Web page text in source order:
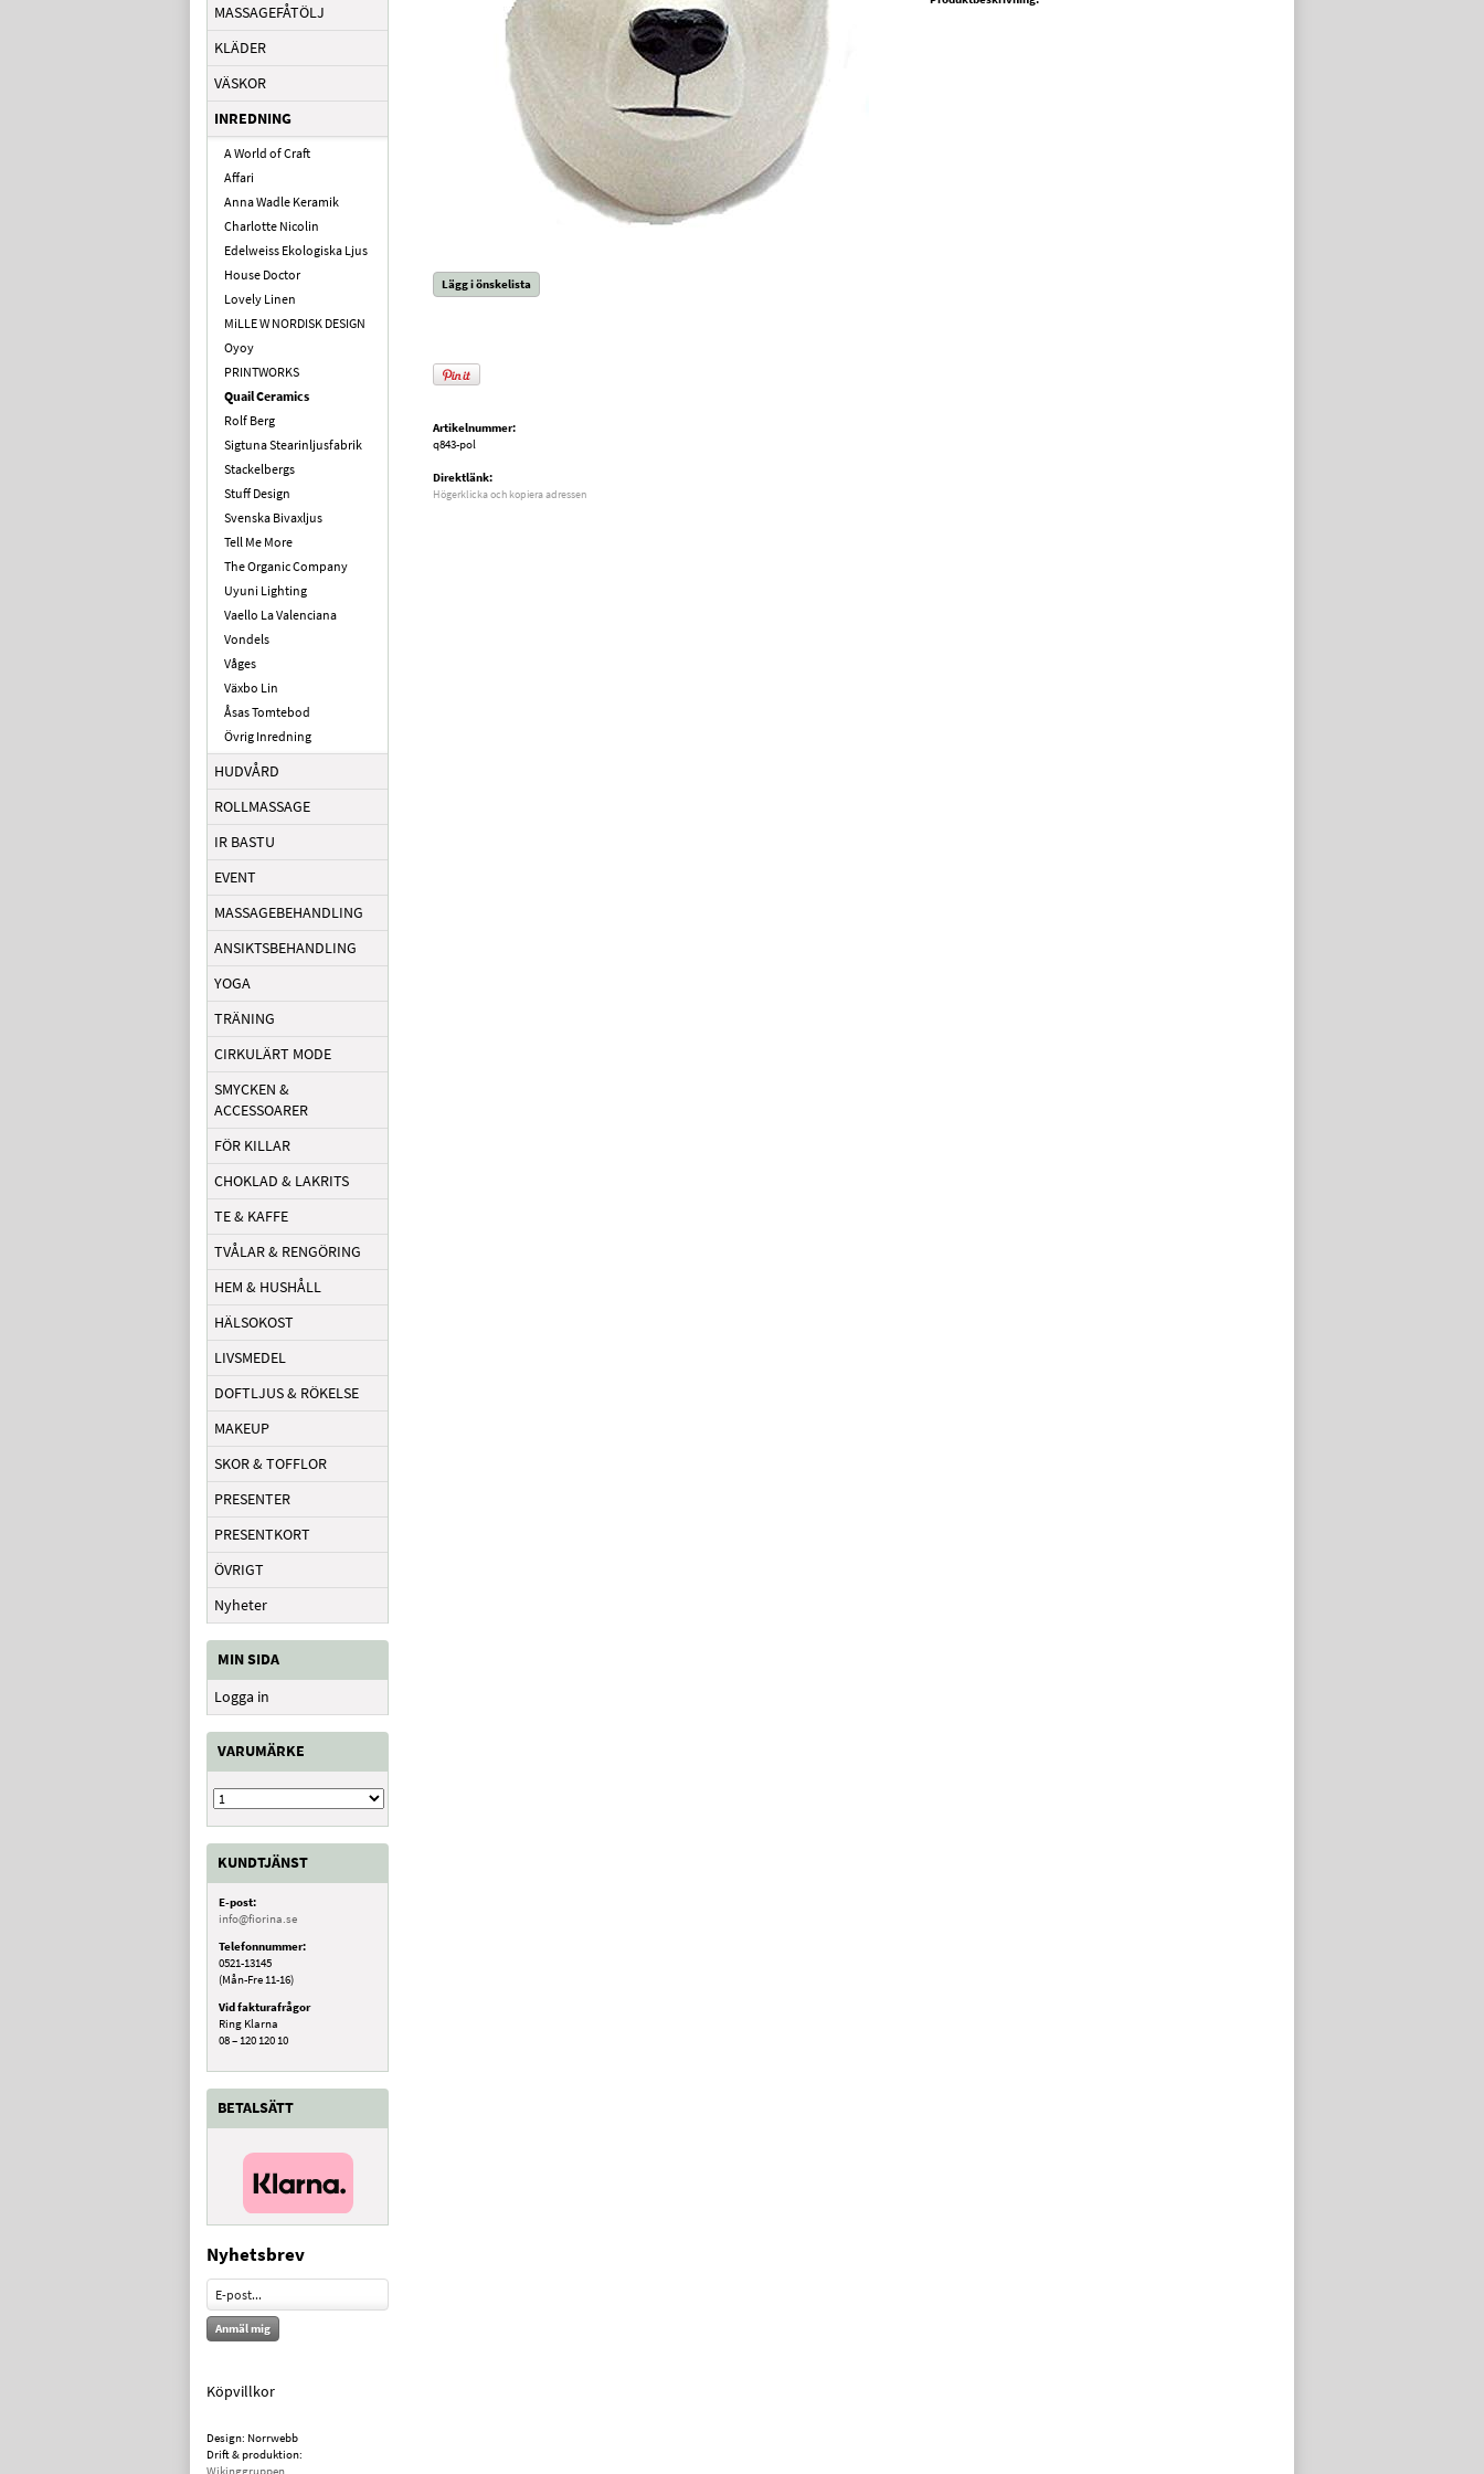
MASSAGEFÅTÖLJ
KLÄDER
VÄSKOR
INREDNING
A World of Craft
Affari
Anna Wadle Keramik
Charlotte Nicolin
Edelweiss Ekologiska Ljus
House Doctor
Lovely Linen
MiLLE W NORDISK DESIGN
Oyoy
PRINTWORKS
Quail Ceramics
Rolf Berg
Sigtuna Stearinljusfabrik
Stackelbergs
Stuff Design
Svenska Bivaxljus
Tell Me More
The Organic Company
Uyuni Lighting
Vaello La Valenciana
Vondels
Våges
Växbo Lin
Åsas Tomtebod
Övrig Inredning
HUDVÅRD
ROLLMASSAGE
IR BASTU
EVENT
MASSAGEBEHANDLING
ANSIKTSBEHANDLING
YOGA
TRÄNING
CIRKULÄRT MODE
SMYCKEN &
ACCESSOARER
FÖR KILLAR
CHOKLAD & LAKRITS
TE & KAFFE
TVÅLAR & RENGÖRING
HEM & HUSHÅLL
HÄLSOKOST
LIVSMEDEL
DOFTLJUS & RÖKELSE
MAKEUP
SKOR & TOFFLOR
PRESENTER
PRESENTKORT
ÖVRIGT
Nyheter
MIN SIDA
Logga in
VARUMÄRKE
KUNDTJÄNST
E-post:
info@fiorina.se
Telefonnummer:
0521-13145
(Mån-Fre 11-16)
Vid fakturafrågor
Ring Klarna
08 – 120 120 10
BETALSÄTT
Nyhetsbrev
Anmäl mig
Köpvillkor
Design: Norrwebb
Drift & produktion:
Wikinggruppen
Lägg i önskelista
Artikelnummer:
q843-pol
Direktlänk:
Högerklicka och kopiera adressen